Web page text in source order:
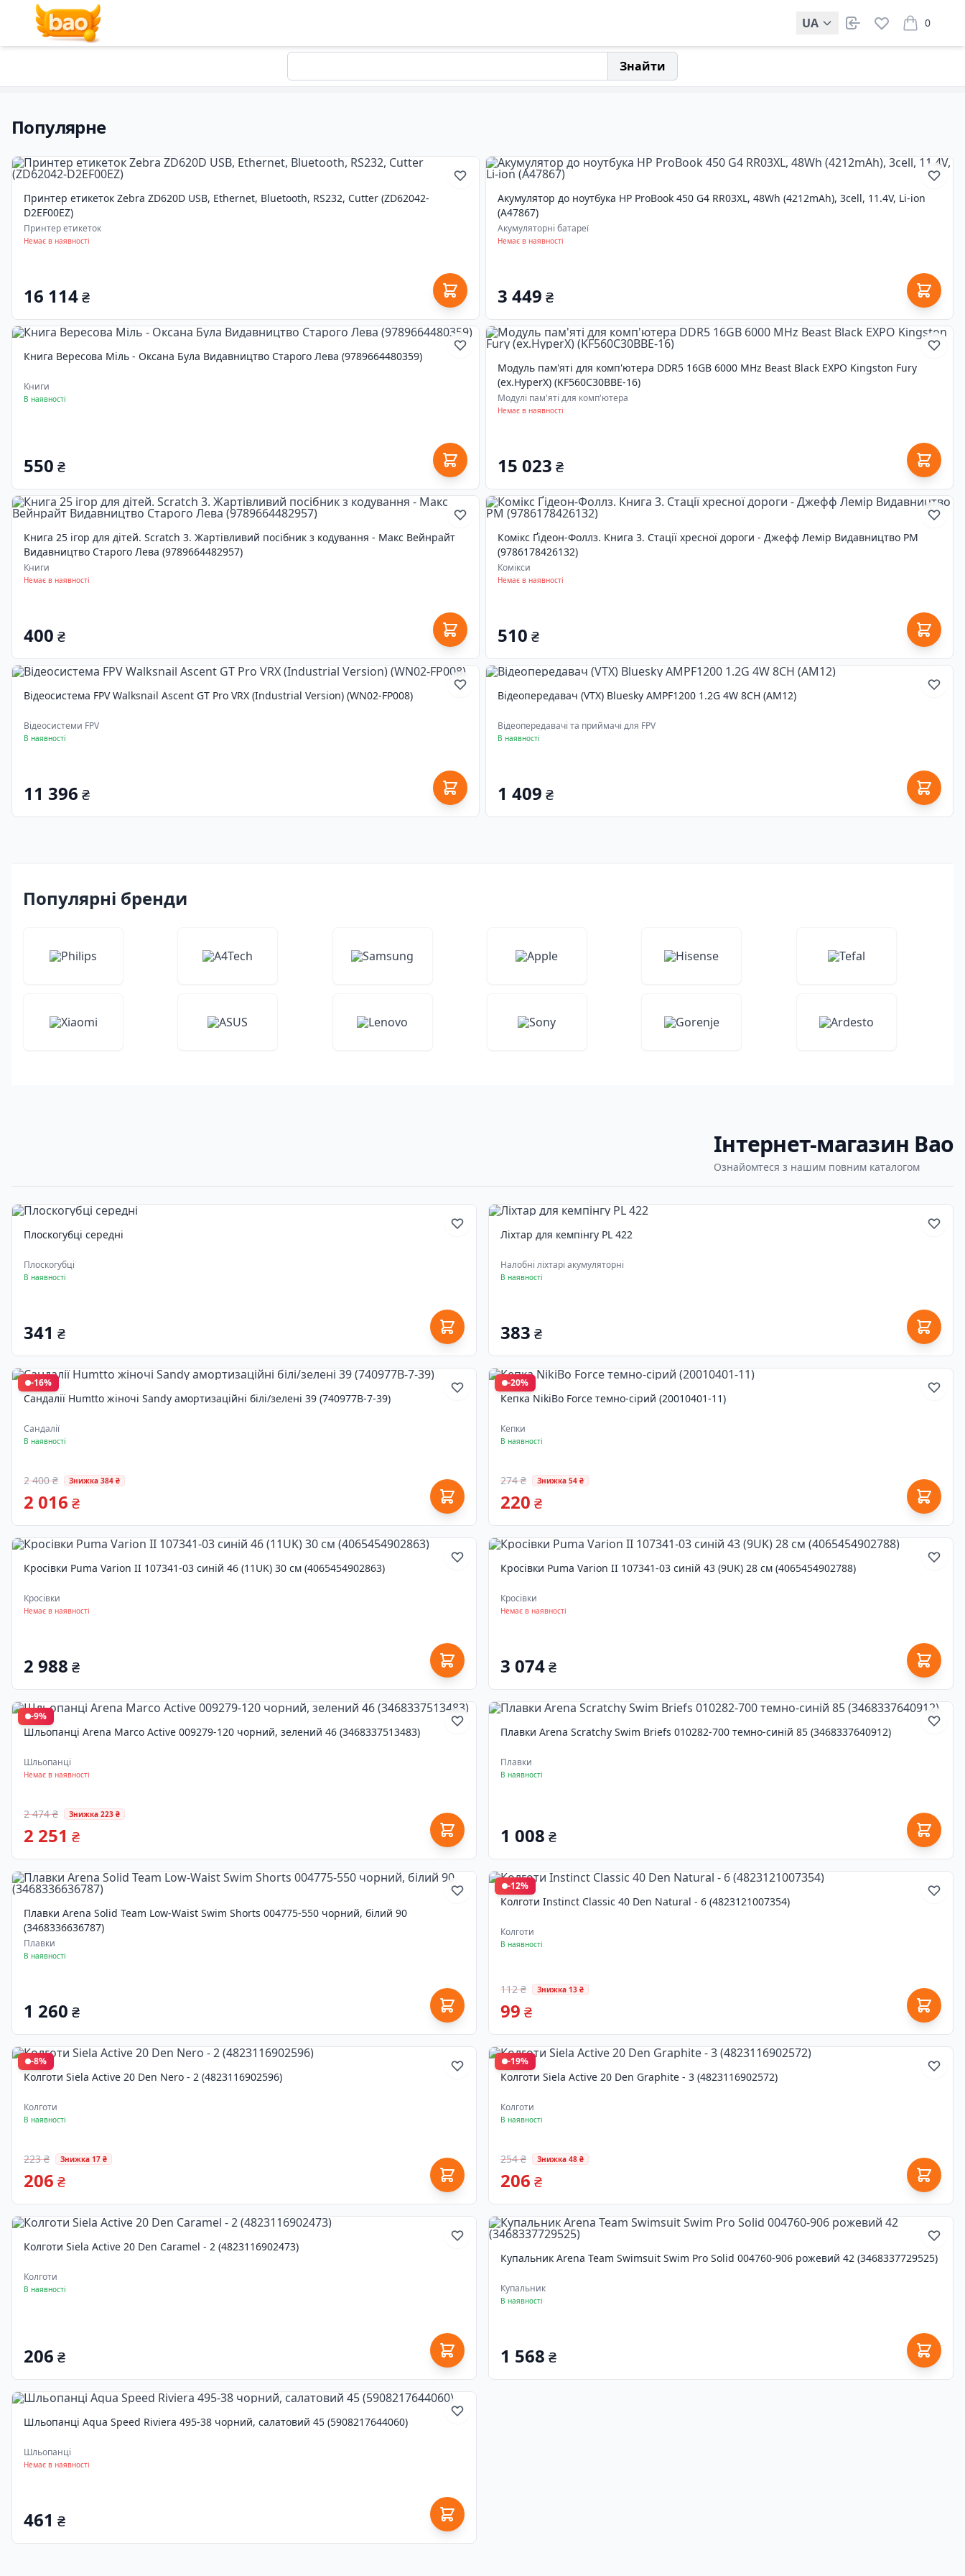
UA 0
items in
Знайти
Популярне
Принтер етикеток Zebra ZD620D USB, Ethernet, Bluetooth, RS232, Cutter (ZD62042-
D2EF00EZ)
Принтер етикеток
Немає в наявності
16 114₴
Акумулятор до ноутбука HP ProBook 450 G4 RR03XL, 48Wh (4212mAh), 3cell, 11.4V, Li-ion
(A47867)
Акумуляторні батареї
Немає в наявності
3 449 ₴
Книга Вересова Міль - Оксана Була Видавництво Старого Лева (9789664480359)
Книги
В наявності
550 ₴
Модуль пам'яті для комп'ютера DDR5 16GB 6000 MHz Beast Black EXPO Kingston Fury
(ex.HyperX) (KF560C30BBE-16)
Модулі пам'яті для комп'ютера
Немає в наявності
15 023 ₴
Книга 25 ігор для дітей. Scratch 3. Жартівливий посібник з кодування - Макс Вейнрайт
Видавництво Старого Лева (9789664482957)
Книги
Немає в наявності
400 ₴
Комікс Ґідеон-Фоллз. Книга 3. Стації хресної дороги - Джефф Лемір Видавництво РМ
(9786178426132)
Комікси
Немає в наявності
510 ₴
Відеосистема FPV Walksnail Ascent GT Pro VRX (Industrial Version) (WN02-FP008)
Відеосистеми FPV
В наявності
11 396 ₴
Відеопередавач (VTX) Bluesky AMPF1200 1.2G 4W 8CH (AM12)
Відеопередавачі та приймачі для FPV
В наявності
1 409 ₴
Популярні бренди
Інтернет-магазин Bao
Ознайомтеся з нашим повним каталогом
Плоскогубці середні
Плоскогубці
В наявності
341 ₴
Ліхтар для кемпінгу PL 422
Налобні ліхтарі акумуляторні
В наявності
383 ₴
-16%
Сандалії Humtto жіночі Sandy амортизаційні білі/зелені 39 (740977B-7-39)
Сандалії
В наявності
2 400 ₴ Знижка 384 ₴
2 016 ₴
-20%
Кепка NikiBo Force темно-сірий (20010401-11)
Кепки
В наявності
274 ₴ Знижка 54 ₴
220 ₴
Кросівки Puma Varion II 107341-03 синій 46 (11UK) 30 см (4065454902863)
Кросівки
Немає в наявності
2 988 ₴
Кросівки Puma Varion II 107341-03 синій 43 (9UK) 28 см (4065454902788)
Кросівки
Немає в наявності
3 074₴
-9%
Шльопанці Arena Marco Active 009279-120 чорний, зелений 46 (3468337513483)
Шльопанці
Немає в наявності
2 474 ₴ Знижка 223 ₴
2 251 ₴
Плавки Arena Scratchy Swim Briefs 010282-700 темно-синій 85 (3468337640912)
Плавки
В наявності
1 008 ₴
Плавки Arena Solid Team Low-Waist Swim Shorts 004775-550 чорний, білий 90
(3468336636787)
Плавки
В наявності
1 260 ₴
-12%
Колготи Instinct Classic 40 Den Natural - 6 (4823121007354)
Колготи
В наявності
112 ₴ Знижка 13 ₴
99 ₴
-8%
Колготи Siela Active 20 Den Nero - 2 (4823116902596)
Колготи
В наявності
223 ₴ Знижка 17 ₴
206 ₴
-19%
Колготи Siela Active 20 Den Graphite - 3 (4823116902572)
Колготи
В наявності
254 ₴ Знижка 48 ₴
206 ₴
Колготи Siela Active 20 Den Caramel - 2 (4823116902473)
Колготи
В наявності
206 ₴
Купальник Arena Team Swimsuit Swim Pro Solid 004760-906 рожевий 42 (3468337729525)
Купальник
В наявності
1 568 ₴
Шльопанці Aqua Speed Riviera 495-38 чорний, салатовий 45 (5908217644060)
Шльопанці
Немає в наявності
461 ₴